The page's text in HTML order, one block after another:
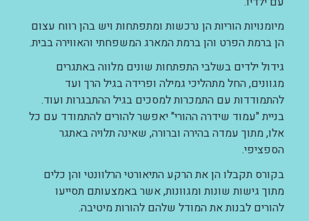
מיומנויות הוריות הן נרכשות ומתפתחות ויש בהן רווח עצום
הן ברמת הפרט והן ברמת המארג המשפחתי והאווירה בבית.
גידול ילדים בשלבי התפתחות שונים מלווה באתגרים
מגוונים, החל מתהליכי גמילה ופרידה בגיל הרך ועד
להתמודדות עם התמכרות למסכים בגיל ההתבגרות ועוד.
בניית "עמוד שידרה ההורי" יאפשר להורים להתמודד עם כל
אלו, מתוך עמדה בהירה וברורה, שאינה תלויה באתגר
הספציפי.
בקורס תקבלו הן את הרקע התיאורטי הרלוונטי והן כלים
מתוך גישות שונות ומגוונות, אשר באמצעותם תסייעו
להורים לבנות את המודל שלהם להורות מיטיבה.